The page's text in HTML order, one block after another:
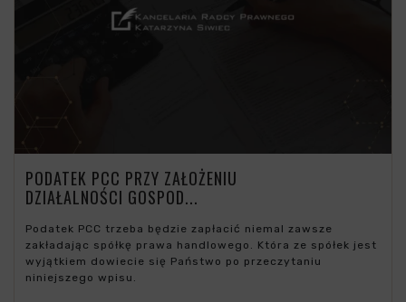
PODATEK PCC PRZY ZAŁOŻENIU
DZIAŁALNOŚCI GOSPOD...
Podatek PCC trzeba będzie zapłacić niemal zawsze
zakładając spółkę prawa handlowego. Która ze spółek jest
wyjątkiem dowiecie się Państwo po przeczytaniu
niniejszego wpisu.